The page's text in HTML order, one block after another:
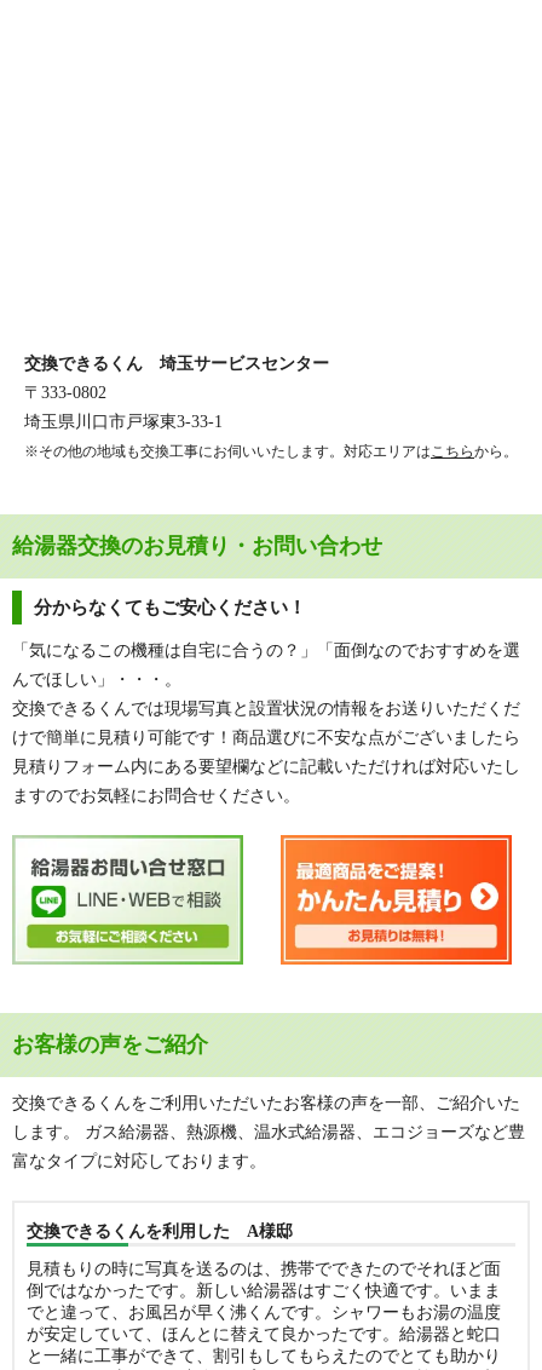
交換できるくん 埼玉サービスセンター
〒333-0802
埼玉県川口市戸塚東3-33-1
※その他の地域も交換工事にお伺いいたします。対応エリアはこちらから。
給湯器交換のお見積り・お問い合わせ
分からなくてもご安心ください！
「気になるこの機種は自宅に合うの？」「面倒なのでおすすめを選
んでほしい」・・・。
交換できるくんでは現場写真と設置状況の情報をお送りいただくだ
けで簡単に見積り可能です！商品選びに不安な点がございましたら
見積りフォーム内にある要望欄などに記載いただければ対応いたし
ますのでお気軽にお問合せください。
お客様の声をご紹介
交換できるくんをご利用いただいたお客様の声を一部、ご紹介いた
します。 ガス給湯器、熱源機、温水式給湯器、エコジョーズなど豊
富なタイプに対応しております。
交換できるくんを利用した A様邸
見積もりの時に写真を送るのは、携帯でできたのでそれほど面
倒ではなかったです。新しい給湯器はすごく快適です。いまま
でと違って、お風呂が早く沸くんです。シャワーもお湯の温度
が安定していて、ほんとに替えて良かったです。給湯器と蛇口
と一緒に工事ができて、割引もしてもらえたのでとても助かり